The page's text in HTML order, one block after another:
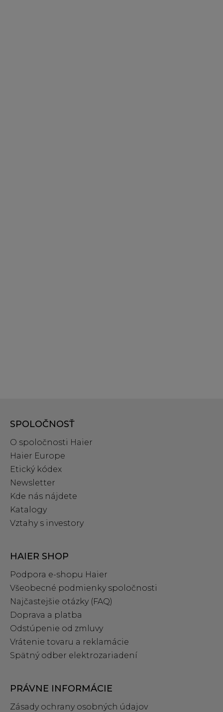
SPOLOČNOSŤ
O spoločnosti Haier
Haier Europe
Etický kódex
Newsletter
Kde nás nájdete
Katalogy
Vztahy s investory
HAIER SHOP
Podpora e‑shopu Haier
Všeobecné podmienky spoločnosti
Najčastejšie otázky (FAQ)
Doprava a platba
Odstúpenie od zmluvy
Vrátenie tovaru a reklamácie
Spätný odber elektrozariadení
PRÁVNE INFORMÁCIE
Zásady ochrany osobných údajov